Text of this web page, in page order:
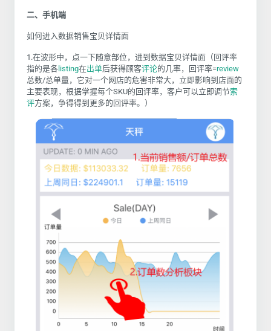
二、手机端
如何进入数据销售宝贝详情面
1.在波形中，点一下随意部位，进到数据宝贝详情面 （回评率
指的是各listing在出单后获得顾客评论的几率， 回评率=review
总数/总单量，它对一个网店的危害非常大，立即影响到店面的
主要表现，根据掌握每个SKU的回评率，客户可以立即调节索
评方案，争得得到更多的回评率。）